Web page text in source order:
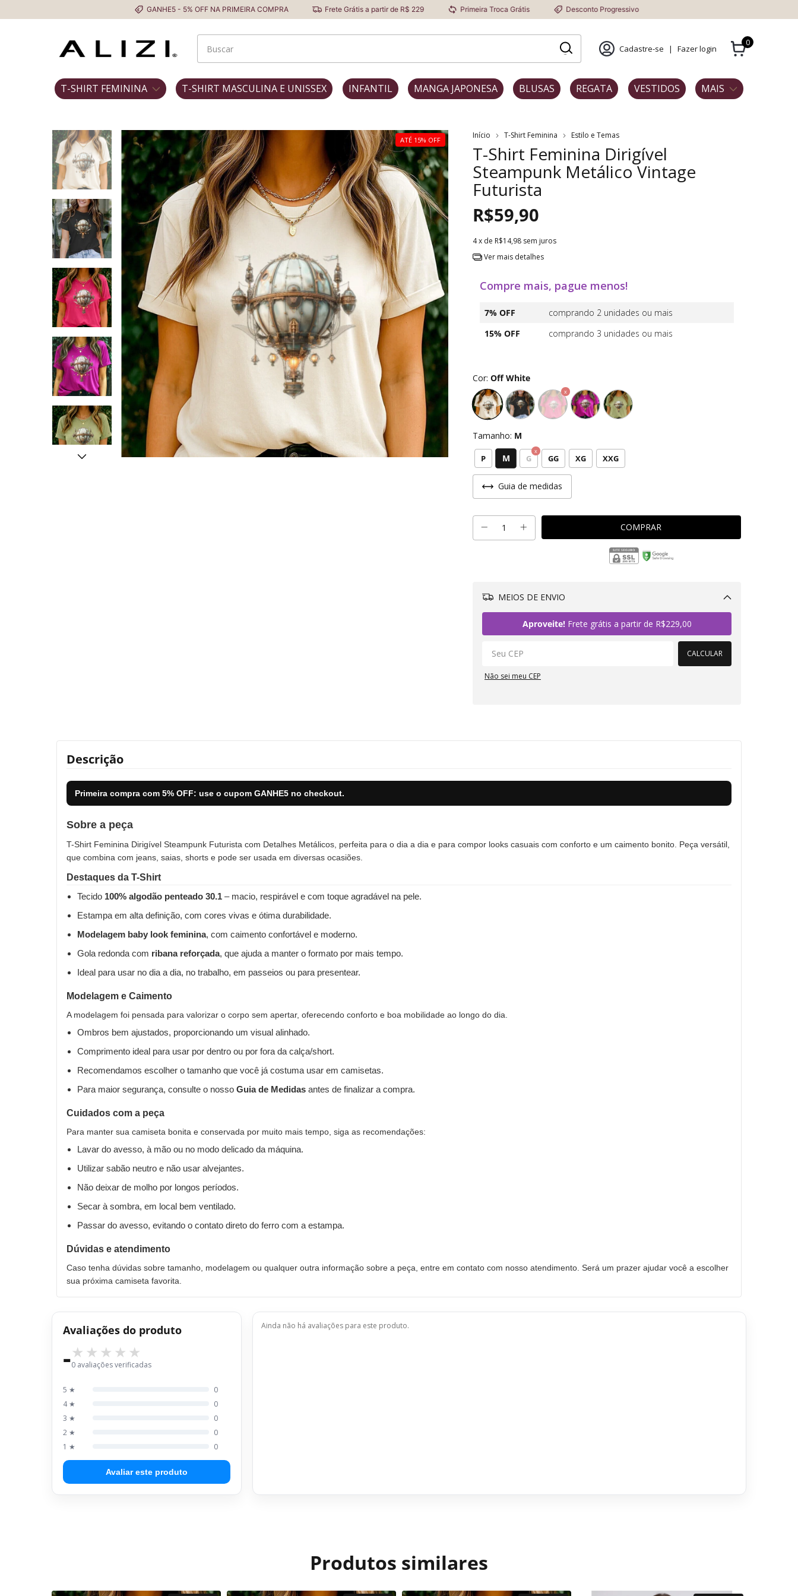
GANHE5 - 5% OFF NA PRIMEIRA COMPRA Frete Grátis a partir de R$ 229 Primeira Troca Grátis Desconto Progressivo
Cadastre-se | Fazer login
0
T-SHIRT FEMININA T-SHIRT MASCULINA E UNISSEX INFANTIL MANGA JAPONESA BLUSAS REGATA VESTIDOS MAIS
ATÉ 15% OFF Início T-Shirt Feminina Estilo e Temas
T-Shirt Feminina Dirigível
Steampunk Metálico Vintage
Futurista
R$59,90
4x de R$14,98 sem juros
Ver mais detalhes
Compre mais, pague menos!
7% OFF
comprando 2 unidades ou mais
15% OFF
comprando 3 unidades ou mais
Cor: Off White
Tamanho: M
P M G GG XG XXG
Guia de medidas
MEIOS DE ENVIO
Aproveite!Frete grátis a partir de R$229,00
CALCULAR
Não sei meu CEP
Descrição
Primeira compra com 5% OFF: use o cupom GANHE5 no checkout.
Sobre a peça
T-Shirt Feminina Dirigível Steampunk Futurista com Detalhes Metálicos, perfeita para o dia a dia e para compor looks casuais com conforto e um caimento bonito. Peça versátil,
que combina com jeans, saias, shorts e pode ser usada em diversas ocasiões.
Destaques da T-Shirt
Tecido 100% algodão penteado 30.1 – macio, respirável e com toque agradável na pele.
Estampa em alta definição, com cores vivas e ótima durabilidade.
Modelagem baby look feminina, com caimento confortável e moderno.
Gola redonda com ribana reforçada, que ajuda a manter o formato por mais tempo.
Ideal para usar no dia a dia, no trabalho, em passeios ou para presentear.
Modelagem e Caimento
A modelagem foi pensada para valorizar o corpo sem apertar, oferecendo conforto e boa mobilidade ao longo do dia.
Ombros bem ajustados, proporcionando um visual alinhado.
Comprimento ideal para usar por dentro ou por fora da calça/short.
Recomendamos escolher o tamanho que você já costuma usar em camisetas.
Para maior segurança, consulte o nosso Guia de Medidas antes de finalizar a compra.
Cuidados com a peça
Para manter sua camiseta bonita e conservada por muito mais tempo, siga as recomendações:
Lavar do avesso, à mão ou no modo delicado da máquina.
Utilizar sabão neutro e não usar alvejantes.
Não deixar de molho por longos períodos.
Secar à sombra, em local bem ventilado.
Passar do avesso, evitando o contato direto do ferro com a estampa.
Dúvidas e atendimento
Caso tenha dúvidas sobre tamanho, modelagem ou qualquer outra informação sobre a peça, entre em contato com nosso atendimento. Será um prazer ajudar você a escolher
sua próxima camiseta favorita.
Avaliações do produto
-0 avaliações verificadas
5 ★
0
4 ★
0
3 ★
0
2 ★
0
1 ★
0
Avaliar este produto
Ainda não há avaliações para este produto.
Produtos similares